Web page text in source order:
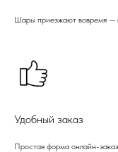
Шары приезжают вовремя —
Удобный заказ
Простая форма онлайн-